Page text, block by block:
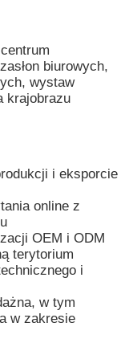
biurowych,
wystaw
krajobrazu
i eksporcie
online z
OEM i ODM
terytorium
i
w tym
w zakresie